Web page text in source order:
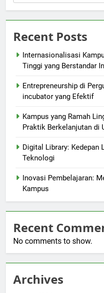
Recent Posts
Internasionalisasi
Tinggi yang Berstandar
Entrepreneurship di
incubator yang Efektif
Kampus yang Ramah
Praktik Berkelanjutan di
Digital Library: Kedepan
Teknologi
Inovasi Pembelajaran:
Kampus
Recent
No comments to show.
Archives